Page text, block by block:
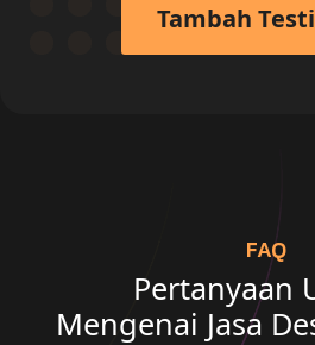
Tambah
FAQ
Pertanyaan
Mengenai Jasa